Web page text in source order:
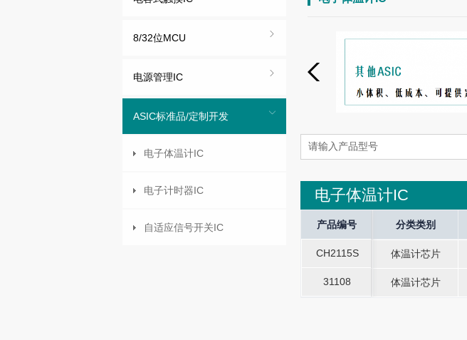
8/32位MCU
电源管理IC
ASIC标准品/定制开发
电子体温计IC
电子计时器IC
自适应信号开关IC
电子体温计IC
产品编号 分类类别
CH2115S 体温计芯片
31108 体温计芯片
产品编号 分类类别
CH2115S 体温计芯片
31108 体温计芯片
Interrupt LCD Mode Oscillator Current Operate
-
-